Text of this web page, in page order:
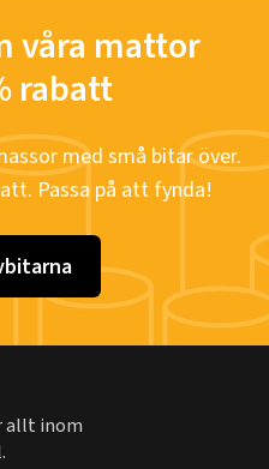
våra mattor
rabatt
med små bitar över.
Passa på att fynda!
allt inom